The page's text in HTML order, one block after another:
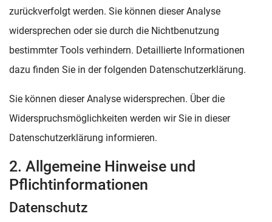
zurückverfolgt werden. Sie können dieser Analyse
widersprechen oder sie durch die Nichtbenutzung
bestimmter Tools verhindern. Detaillierte Informationen
dazu finden Sie in der folgenden Datenschutzerklärung.
Sie können dieser Analyse widersprechen. Über die
Widerspruchsmöglichkeiten werden wir Sie in dieser
Datenschutzerklärung informieren.
2. Allgemeine Hinweise und
Pflichtinformationen
Datenschutz